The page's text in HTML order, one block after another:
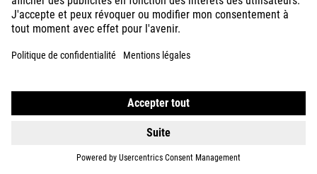
800 WH
STEREO HYBRID ONE44